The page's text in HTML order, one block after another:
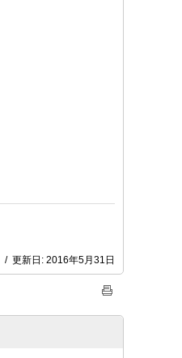
/ 更新日: 2016年5月31日